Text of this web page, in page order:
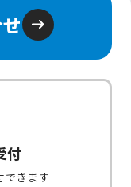
付
できます